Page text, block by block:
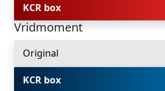
KCR box
Vridmoment
Original
KCR box